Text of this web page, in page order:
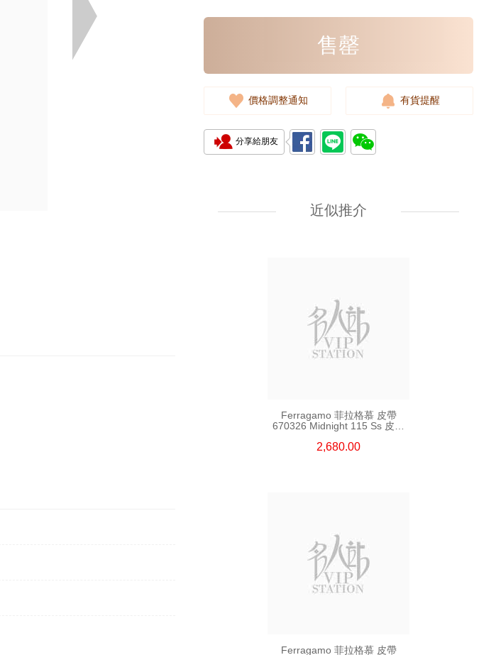
售罄
價格調整通知 有貨提醒
分享給朋友
近似推介
2,380.00
Ferragamo 菲拉格慕 皮帶
670326 Midnight 115 Ss 皮革
2,680.00
Ferragamo 菲拉格慕 皮帶